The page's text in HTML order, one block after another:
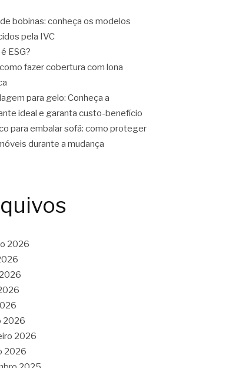
bobinas: conheça os modelos
pela IVC
ESG?
fazer cobertura com lona
para gelo: Conheça a
ideal e garanta custo-benefício
para embalar sofá: como proteger
durante a mudança
2026
2026
2026
2026